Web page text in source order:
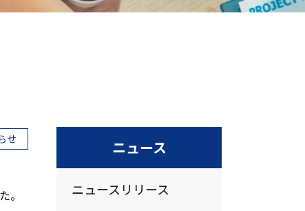
せ
。
ニュース
ニュースリリース